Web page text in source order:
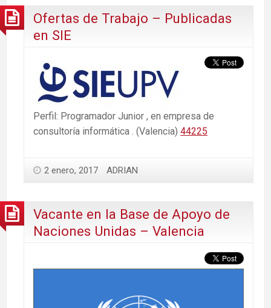
Ofertas de Trabajo – Publicadas
en SIE
Perfil: Programador Junior , en empresa de
consultoría informática . (Valencia) 44225
2 enero, 2017 ADRIAN
Vacante en la Base de Apoyo de
Naciones Unidas – Valencia